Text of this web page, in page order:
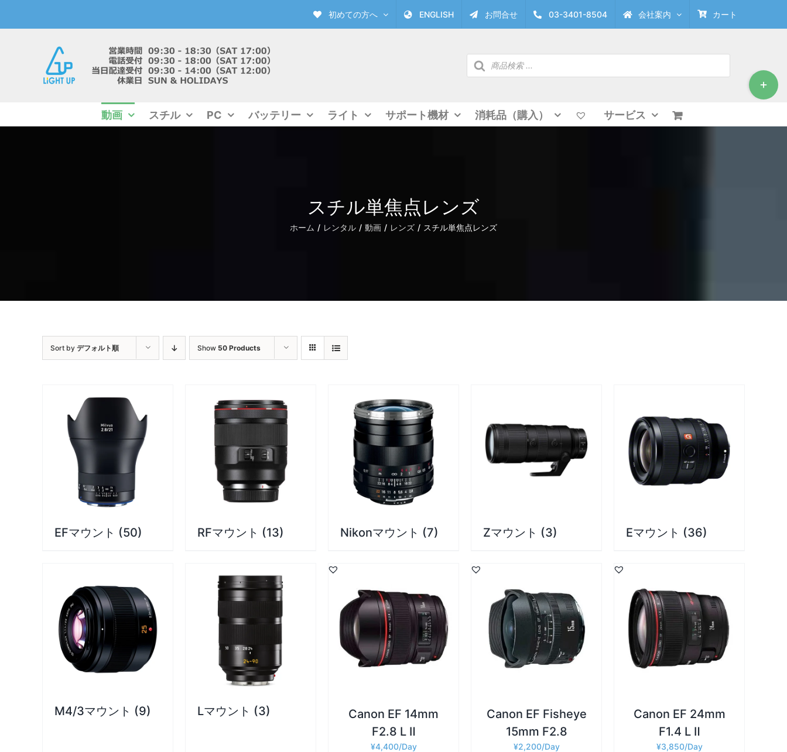
content
初めての方へ ENGLISH お問合せ 03-3401-8504 会社案内 カート
商
品
動画 スチル PC バッテリー ライト サポート機材 消耗品（購入） サービス
スチル単焦点レンズ
ホーム レンタル 動画 レンズ スチル単焦点レンズ
Sort by デフォルト順 Show 50 Products
EFマウント (50) RFマウント (13) Nikonマウント (7) Zマウント (3) Eマウント (36)
M4/3マウント (9) Lマウント (3)
Canon EF 14mm
F2.8 L Ⅱ
¥4,400
お買い物カゴに追加 / 詳細
Canon EF Fisheye
15mm F2.8
¥2,200
お買い物カゴに追加 詳細
Canon EF 24mm
F1.4 L Ⅱ
¥3,850
Toggle
Sliding
Bar